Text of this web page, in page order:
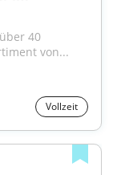
40
von...
Vollzeit